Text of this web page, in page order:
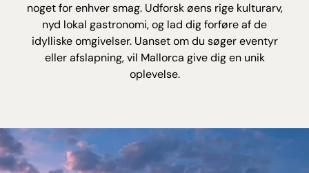
noget for enhver smag. Udforsk øens rige kulturarv,
nyd lokal gastronomi, og lad dig forføre af de
idylliske omgivelser. Uanset om du søger eventyr
eller afslapning, vil Mallorca give dig en unik
oplevelse.